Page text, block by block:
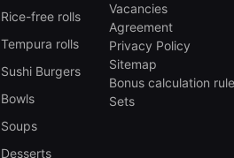
Rice-free rolls
Tempura rolls
Sushi Burgers
Bowls
Soups
Desserts
Vacancies
Agreement
Privacy Policy
Sitemap
Bonus calculation
Sets